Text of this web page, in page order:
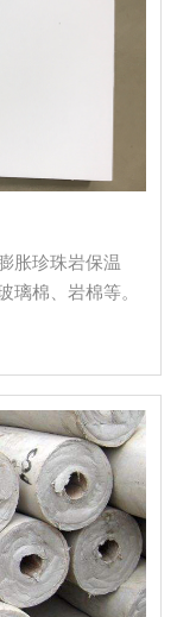
胀珍珠岩保温
棉、岩棉等。